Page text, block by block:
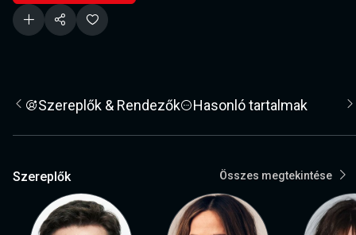
Szereplők & Rendezők Hasonló tartalmak
Szereplők Összes megtekintése